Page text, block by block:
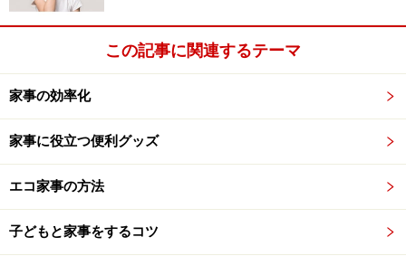
この記事に関連するテーマ
家事の効率化
家事に役立つ便利グッズ
エコ家事の方法
子どもと家事をするコツ